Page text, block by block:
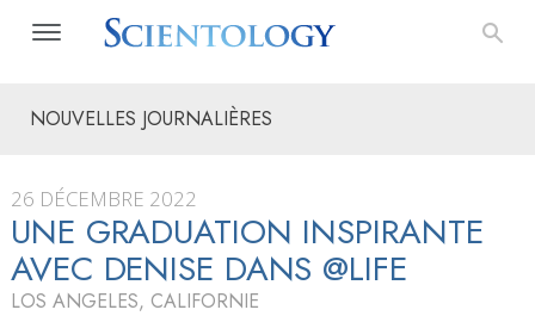
NOUVELLES JOURNALIÈRES
26 DÉCEMBRE 2022
UNE GRADUATION INSPIRANTE
AVEC DENISE DANS @LIFE
LOS ANGELES, CALIFORNIE